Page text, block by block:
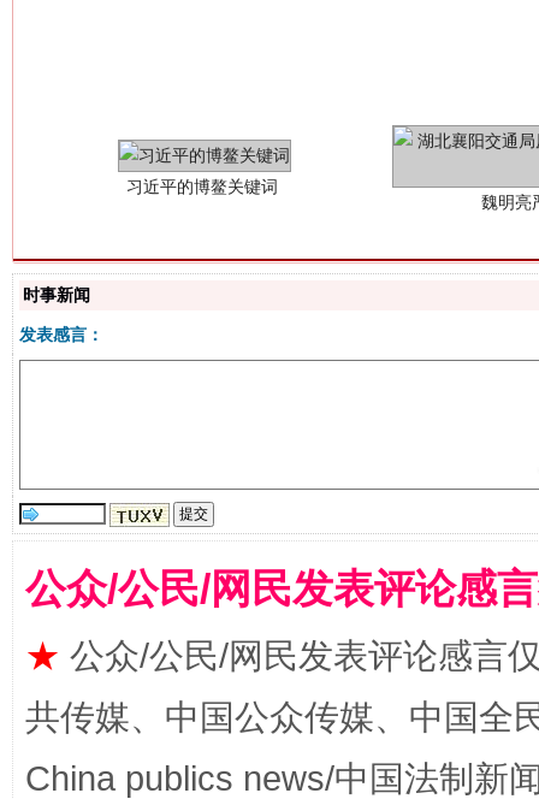
时事新闻
发表感言：
公众/公民/网民发表评论感
★ 公众/公民/网民发表评论感言
共传媒、中国公众传媒、中国全
China publics news/中国法制新